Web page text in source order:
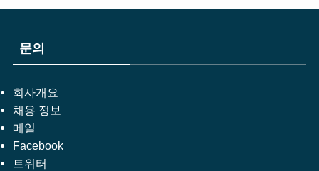
문의
회사개요
채용 정보
메일
Facebook
트위터